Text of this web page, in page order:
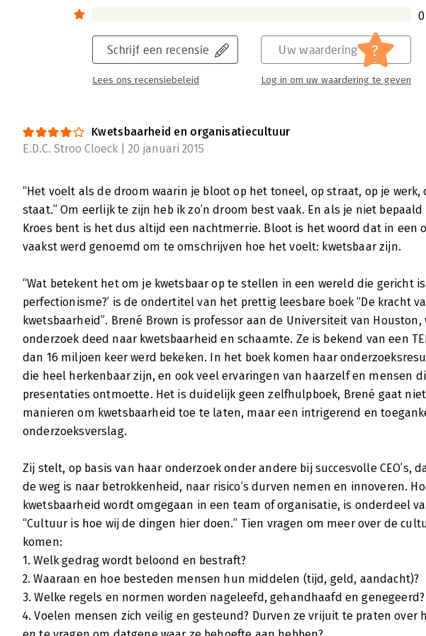
spreekster bij TED, verschillende aspecten over kwetsbaarheid.
dat je snel even doorbladert. Je moet er goed voor gaan zitten,
lezen en bereid zijn naar je eigen drijfveren en
kijken. En als je dat doet: dan weet Brown je te raken.
Lees verder
De kracht van kwetsbaarheid
spreker, moeder en bovenal: kwetsbaar mens. Ze stopte twaalf
kwetsbaarheid en schaamte in een boek van zeven
ze naast je staat om erover te vertellen. Open, persoonlijk en
de lezer haar belangrijkste boodschap door. Kwetsbaarheid
verbinding met mensen.
Lees verder
De kracht van kwetsbaarheid
Brigitte Koehler | 19 juni 2013
Brené Brown is professor maatschappelijk werk aan de
Op basis van twaalf jaar onderzoek stelt zij dat kwetsbaarheid
zwakte is, maar juist de weg naar moed, betrokkenheid en
varen en je kwetsbaarheid te omarmen.
Lees verder
0
Schrijf een recensie
Lees ons recensiebeleid
Uw waardering ?
Log in om uw waardering te geven
Kwetsbaarheid en organisatiecultuur
E.D.C. Stroo Cloeck | 20 januari 2015
“Het voelt als de droom waarin je bloot op het toneel, op straat, op je werk,
staat.” Om eerlijk te zijn heb ik zo’n droom best vaak. En als je niet
Kroes bent is het dus altijd een nachtmerrie. Bloot is het woord dat in een
vaakst werd genoemd om te omschrijven hoe het voelt: kwetsbaar zijn.
“Wat betekent het om je kwetsbaar op te stellen in een wereld die gericht
perfectionisme?’ is de ondertitel van het prettig leesbare boek “De kracht
kwetsbaarheid”. Brené Brown is professor aan de Universiteit van Houston,
onderzoek deed naar kwetsbaarheid en schaamte. Ze is bekend van een
dan 16 miljoen keer werd bekeken. In het boek komen haar
die heel herkenbaar zijn, en ook veel ervaringen van haarzelf en mensen
presentaties ontmoette. Het is duidelijk geen zelfhulpboek, Brené gaat
manieren om kwetsbaarheid toe te laten, maar een intrigerend en
onderzoeksverslag.
Zij stelt, op basis van haar onderzoek onder andere bij succesvolle CEO’s,
de weg is naar betrokkenheid, naar risico’s durven nemen en innoveren.
kwetsbaarheid wordt omgegaan in een team of organisatie, is onderdeel
“Cultuur is hoe wij de dingen hier doen.” Tien vragen om meer over de
komen:
1. Welk gedrag wordt beloond en bestraft?
2. Waaraan en hoe besteden mensen hun middelen (tijd, geld, aandacht)?
3. Welke regels en normen worden nageleefd, gehandhaafd en genegeerd?
4. Voelen mensen zich veilig en gesteund? Durven ze vrijuit te praten over